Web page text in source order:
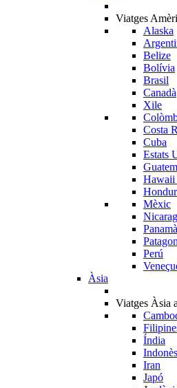
Viatges
Alaska
Belize
Bolívia
Brasil
Canadà
Xile
Costa
Cuba
Estats
Mèxic
Panamà
Perú
Àsia
Viatges Àsia
Índia
Iran
Japó